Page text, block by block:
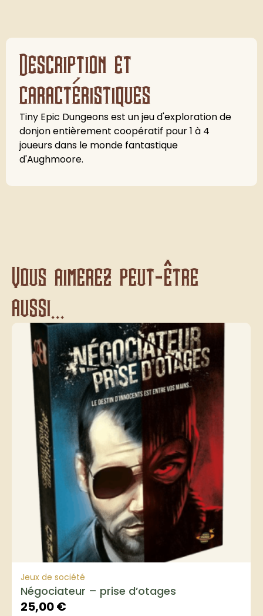
Description et
caractéristiques
Tiny Epic Dungeons est un jeu d'exploration de
donjon entièrement coopératif pour 1 à 4
joueurs dans le monde fantastique
d'Aughmoore.
Vous aimerez peut-être
aussi...
Jeux de société
Négociateur – prise d’otages
25,00€